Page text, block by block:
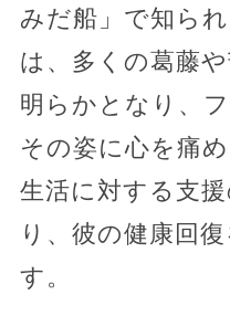
みだ船」で知ら
は、多くの葛藤
明らかとなり、
その姿に心を痛
生活に対する支
り、彼の健康回
す。